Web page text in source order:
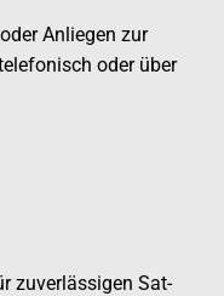
Anliegen zur
oder über
zuverlässigen Sat-